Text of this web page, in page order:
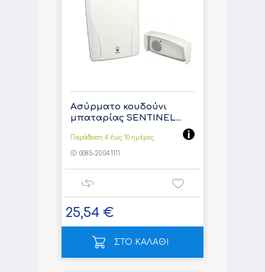
Ασύρματο κουδούνι
μπαταρίας SENTINEL...
Παράδοση 4 έως 10 ημέρες
ID: 0085-20.04.1111
25,54 €
ΣΤΟ ΚΑΛΑΘΙ